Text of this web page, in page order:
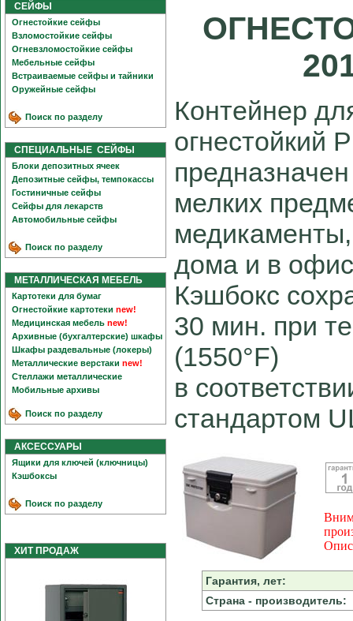
СЕЙФЫ
Огнестойкие сейфы
Взломостойкие сейфы
Огневзломостойкие сейфы
Мебельные сейфы
Встраиваемые сейфы и тайники
Оружейные сейфы
Поиск по разделу
СПЕЦИАЛЬНЫЕ СЕЙФЫ
Блоки депозитных ячеек
Депозитные сейфы, темпокассы
Гостиничные сейфы
Сейфы для лекарств
Автомобильные сейфы
Поиск по разделу
МЕТАЛЛИЧЕСКАЯ МЕБЕЛЬ
Картотеки для бумаг
Огнестойкие картотеки new!
Медицинская мебель new!
Архивные (бухгалтерские) шкафы
Шкафы раздевальные (локеры)
Металлические верстаки new!
Стеллажи металлические
Мобильные архивы
Поиск по разделу
АКСЕССУАРЫ
Ящики для ключей (ключницы)
Кэшбоксы
Поиск по разделу
ХИТ ПРОДАЖ
Контейнер
огнестойкий
мелких
дома и в
Кэшбокс
30 мин. при
(1550°F)
в
стандартом
Гарантия, лет:
Страна - производитель: